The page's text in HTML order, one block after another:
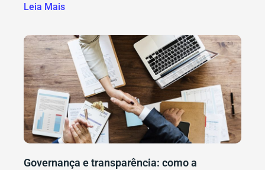
Leia Mais
Governança e transparência: como a